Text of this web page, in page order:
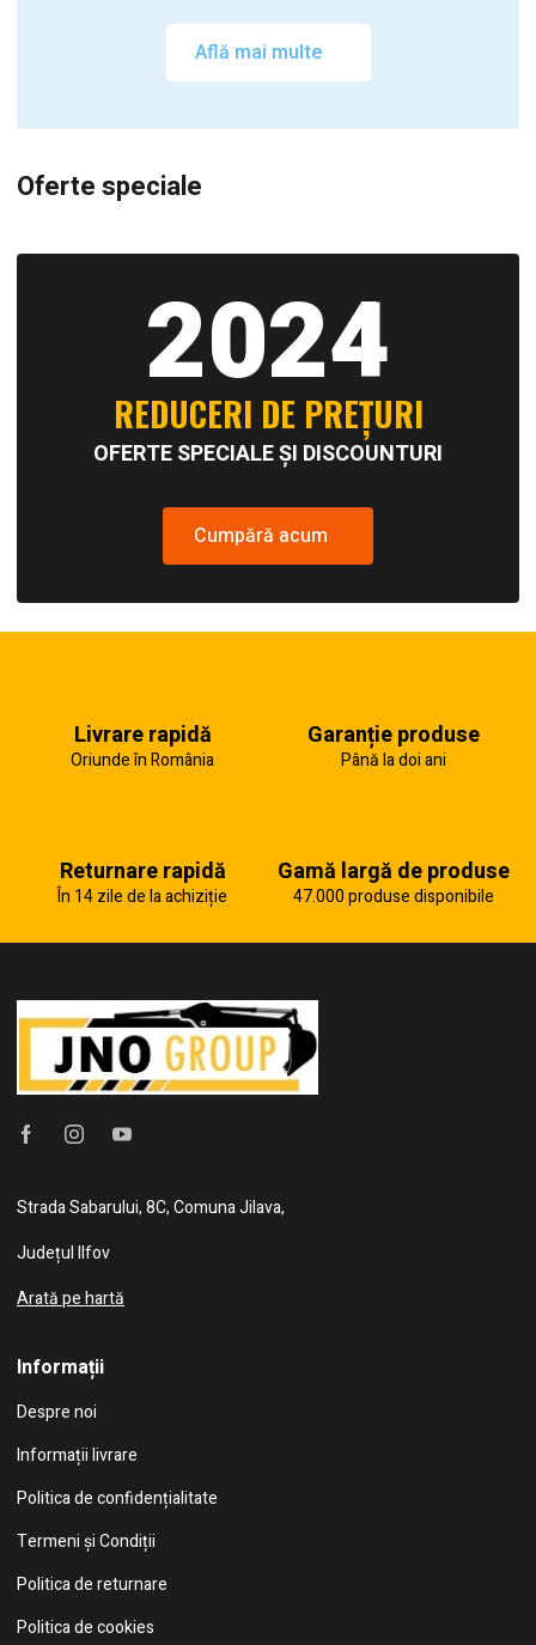
Află mai multe
Oferte speciale
2024
REDUCERI DE PREȚURI
OFERTE SPECIALE ȘI DISCOUNTURI
Cumpără acum
Livrare rapidă
Oriunde în România
Garanție produse
Până la doi ani
Returnare rapidă
În 14 zile de la achiziție
Gamă largă de produse
47.000 produse disponibile
Strada Sabarului, 8C, Comuna Jilava,
Județul Ilfov
Arată pe hartă
Informații
Despre noi
Informații livrare
Politica de confidențialitate
Termeni și Condiții
Politica de returnare
Politica de cookies